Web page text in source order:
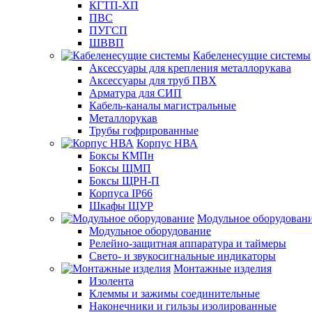
КГТП-ХП
ПВС
ПУГСП
ШВВП
Кабеленесущие системы
Аксессуары для крепления металлорукава
Аксессуары для труб ПВХ
Арматура для СИП
Кабель-каналы магистральные
Металлорукав
Трубы гофрированные
Корпус НВА
Боксы КМПн
Боксы ЩМП
Боксы ЩРН-П
Корпуса IP66
Шкафы ЩУР
Модульное
Модульное оборудование
Релейно-защитная аппаратура и таймеры
Свето- и звукосигнальные индикаторы
Монтажные изделия
Изолента
Клеммы и зажимы соединительные
Наконечники и гильзы изолированные